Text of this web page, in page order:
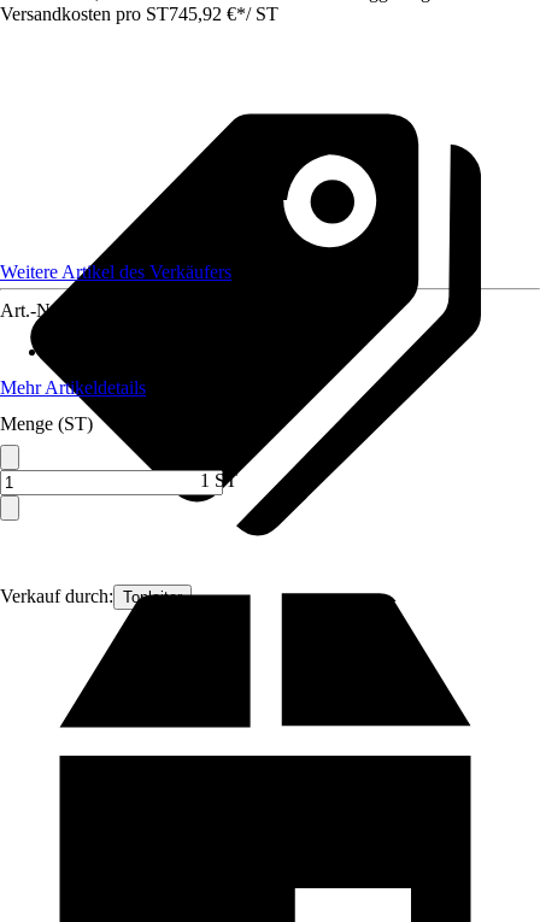
Versandkosten pro ST745,92 €*/ ST
Verkauf durch: Topleiter
Weitere Artikel des Verkäufers
Art.-Nr.
Mehr Artikeldetails
Menge (ST)
1 ST